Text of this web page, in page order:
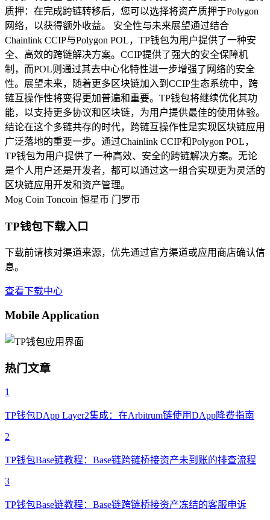
质押：在完成跨链转移后，您可以选择将资产质押于Polygon
网络，以获得额外收益。 安全性与未来展望通过结合
Chainlink CCIP与Polygon POL，TP钱包为用户提供了一种安
全、高效的跨链解决方案。CCIP提供了强大的安全保障机
制，而POL则通过其去中心化特性进一步增强了网络的安全
性。展望未来，随着更多区块链加入到CCIP生态系统中，跨
链互操作性将变得更加普遍和重要。TP钱包将继续优化其功
能，以支持更多协议和区块链，为用户提供最佳的使用体验。
结论在这个多链共存的时代，跨链互操作性是实现区块链应用
广泛落地的重要一步。通过Chainlink CCIP和Polygon POL，
TP钱包为用户提供了一种高效、安全的跨链解决方案。无论
是个人用户还是开发者，都可以通过这一组合实现更为灵活的
区块链应用开发和资产管理。
Mog Coin Toncoin 恒星币 门罗币
TP钱包下载入口
下载前请核对渠道来源，优先通过官方渠道或应用商店确认信
息。
查看下载中心
Mobile Application
热门文章
1
TP钱包DApp Layer2集成：在Arbitrum链使用DApp降费指南
2
TP钱包Base链教程：Base链跨链桥接资产未到账的排查流程
3
TP钱包Base链教程：Base链跨链桥接资产冻结的客服申诉